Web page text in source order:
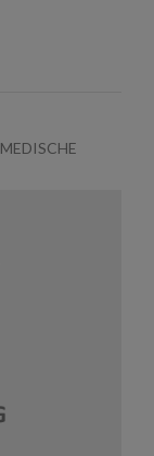
MEDISCHE